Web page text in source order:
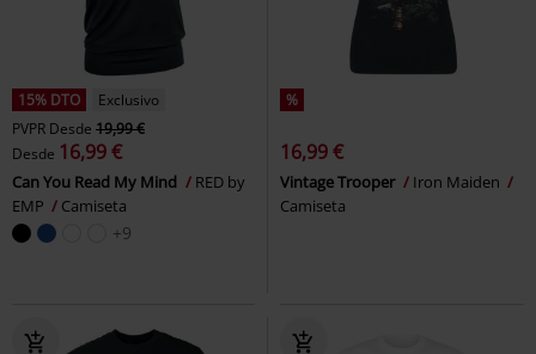
15% DTO
Exclusivo
PVPR Desde 19,99 €
Desde 16,99 €
Can You Read My Mind
RED by
EMP
Camiseta
+9
%
16,99 €
Vintage Trooper
Iron Maiden
Camiseta